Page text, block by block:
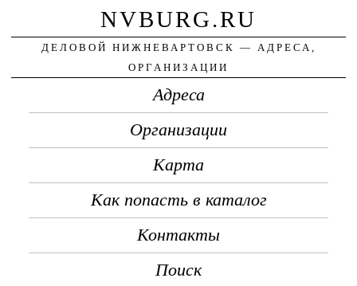
NVBURG.RU
ДЕЛОВОЙ НИЖНЕВАРТОВСК — АДРЕСА,
ОРГАНИЗАЦИИ
Адреса
Организации
Карта
Как попасть в каталог
Контакты
Поиск